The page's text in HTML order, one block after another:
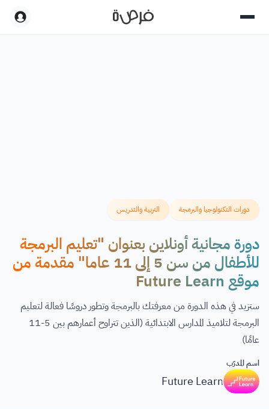
دورات التكنولوجيا والبرمجة التربية والتدريس
دورة مجانية أونلاين بعنوان "تعليم البرمجة
للأطفال من سن 5 إلى 11 عاما" مقدمة من
موقع Future Learn
ستزيد في هذه الدورة من معرفتك بالبرمجة وتطور دروسًا فعالة لتعليم
البرمجة لتلاميذ المدارس الابتدائية (الذين تتراوح أعمارهم بين 5-11
عامًا)
اسم المدرّب
Future Learn